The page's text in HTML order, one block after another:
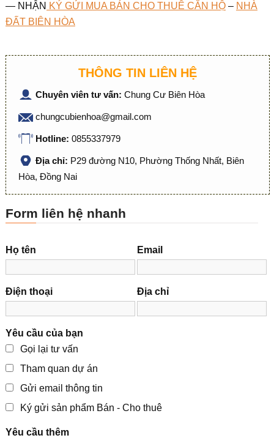
— NHẬN KÝ GỬI MUA BÁN CHO THUÊ CĂN HỘ– NHÀ
ĐẤT BIÊN HÒA
THÔNG TIN LIÊN HỆ
Chuyên viên tư vấn: Chung Cư Biên Hòa
chungcubienhoa@gmail.com
Hotline: 0855337979
Địa chỉ: P29 đường N10, Phường Thống Nhất, Biên
Hòa, Đồng Nai
Form liên hệ nhanh
Họ tên Email
Điện thoại Địa chỉ
Yêu cầu của bạn
Gọi lại tư vấn
Tham quan dự án
Gửi email thông tin
Ký gửi sản phẩm Bán - Cho thuê
Yêu cầu thêm